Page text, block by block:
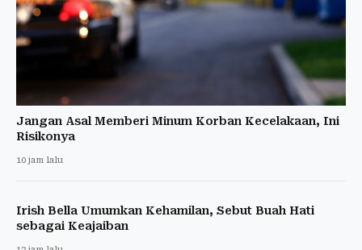
Jangan Asal Memberi Minum Korban Kecelakaan, Ini
Risikonya
10 jam lalu
Irish Bella Umumkan Kehamilan, Sebut Buah Hati
sebagai Keajaiban